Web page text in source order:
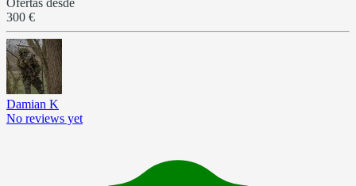
300 €
Damian K
No reviews yet